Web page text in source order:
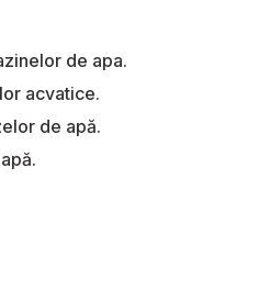
de apa.
acvatice.
de apă.